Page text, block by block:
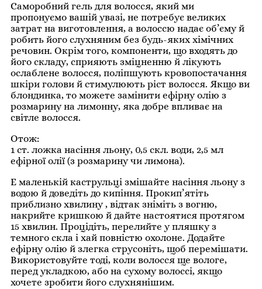
Саморобний гель для волосся, який ми
пропонуємо вашій увазі, не потребує великих
затрат на виготовлення, а волоссю надає об’єму й
робить його слухняним без будь-яких хімічних
речовин. Окрім того, компоненти, що входять до
його складу, сприяють зміцненню й лікують
ослаблене волосся, поліпшують кровопостачання
шкіри голови й стимулюють ріст волосся. Якщо ви
блондинка, то можете замінити ефірну олію з
розмарину на лимонну, яка добре впливає на
світле волосся.
Отож:
1 ст. ложка насіння льону, 0,5 скл. води, 2,5 мл
ефірної олії (з розмарину чи лимона).
E маленькій каструльці змішайте насіння льону з
водою й доведіть до кипіння. Прокип’ятіть
приблизно хвилину , відтак зніміть з вогню,
накрийте кришкою й дайте настоятися протягом
15 хвилин. Процідіть, перелийте у пляшку з
темного скла і хай повністю охолоне. Додайте
ефірну олію й злегка струсоніть, щоб перемішати.
Використовуйте тоді, коли волосся ще вологе,
перед укладкою, або на сухому волоссі, якщо
хочете зробити його слухнянішим.